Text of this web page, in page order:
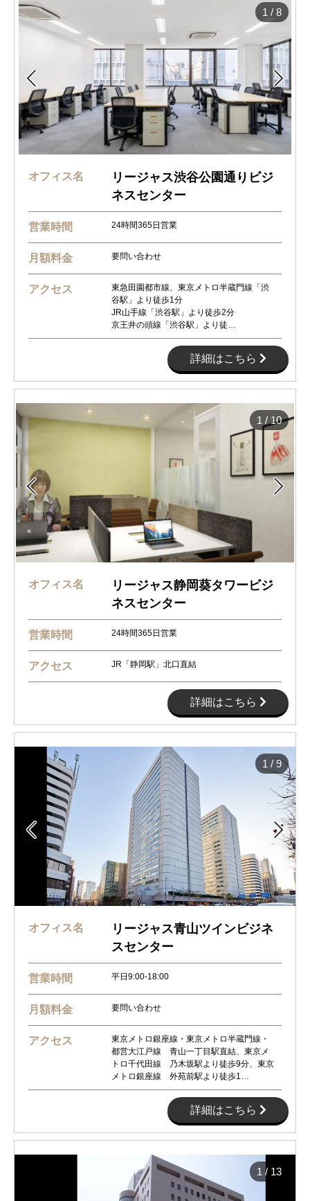
 
1 / 8
オフィス名
リージャス渋谷公園通りビジ
ネスセンター
営業時間 24時間365日営業
月額料金 要問い合わせ
アクセス
東急田園都市線、東京メトロ半蔵門線「渋
谷駅」より徒歩1分
JR山手線「渋谷駅」より徒歩2分
京王井の頭線「渋谷駅」より徒…
詳細はこちら
 
1 / 10
オフィス名
リージャス静岡葵タワービジ
ネスセンター
営業時間 24時間365日営業
アクセス JR「静岡駅」北口直結
詳細はこちら
 
1 / 9
オフィス名
リージャス青山ツインビジネ
スセンター
営業時間 平日9:00-18:00
月額料金 要問い合わせ
アクセス
東京メトロ銀座線・東京メトロ半蔵門線・
都営大江戸線 青山一丁目駅直結、東京メ
トロ千代田線 乃木坂駅より徒歩9分、東京
メトロ銀座線 外苑前駅より徒歩1…
詳細はこちら
1 / 13